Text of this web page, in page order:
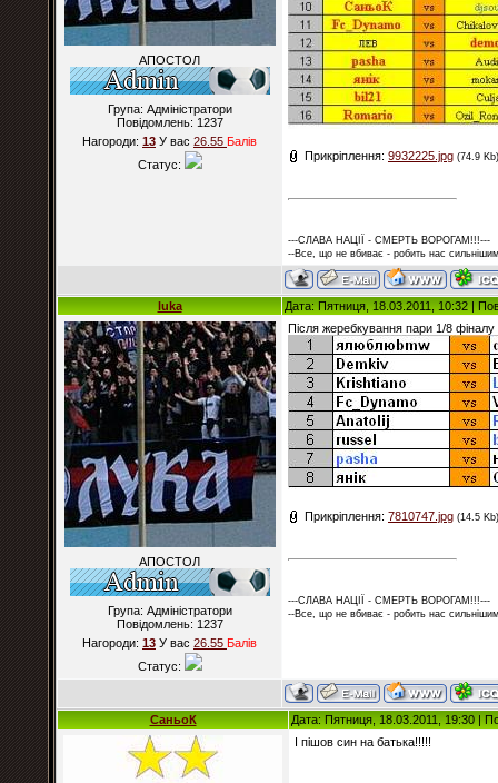
АПОСТОЛ
Група: Адміністратори
Повідомлень: 1237
Нагороди: 13 У вас 26.55 Балiв
Статус:
Прикріплення: 9932225.jpg (74.9 Kb)
---СЛАВА НАЦІЇ - СМЕРТЬ ВОРОГАМ!!!---
--Все, що не вбиває - робить нас
luka Дата: Пятниця, 18.03.2011, 10:32 |
АПОСТОЛ
Група: Адміністратори
Повідомлень: 1237
Нагороди: 13 У вас 26.55 Балiв
Статус:
Після жеребкування пари 1/8 фіналу
Прикріплення: 7810747.jpg (14.5 Kb)
---СЛАВА НАЦІЇ - СМЕРТЬ ВОРОГАМ!!!---
--Все, що не вбиває - робить нас
СаньоК Дата: Пятниця, 18.03.2011, 19:30 |
І пішов син на батька!!!!!